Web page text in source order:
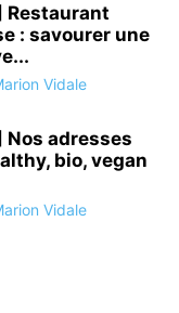
Restaurant
: savourer une
Vidale
Nos adresses
bio, vegan
Vidale